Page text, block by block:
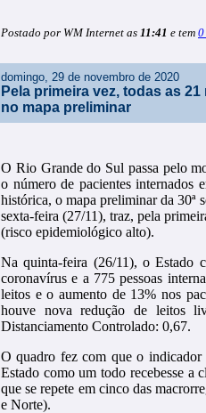
Postado por WM Internet as 11:41 e tem 0
domingo, 29 de novembro de 2020
Pela primeira vez, todas as
no mapa preliminar
O Rio Grande do Sul passa pelo
o número de pacientes
histórica, o mapa preliminar da 30ª
sexta-feira (27/11), traz, pela
(risco epidemiológico alto).
Na quinta-feira (26/11), o Estado
coronavírus e a 775 pessoas
leitos e o aumento de 13% nos
houve nova redução de leitos
Distanciamento Controlado: 0,67.
O quadro fez com que o indicador
Estado como um todo recebesse a
que se repete em cinco das
e Norte).